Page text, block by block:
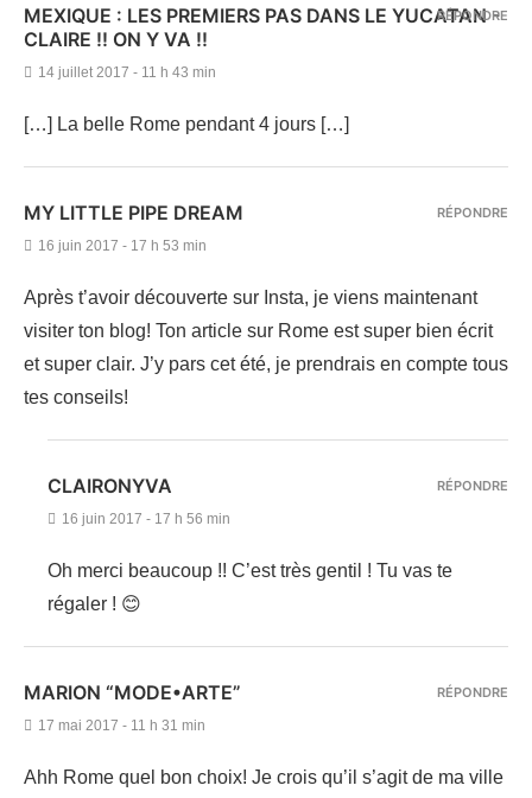
MEXIQUE : LES PREMIERS PAS DANS LE YUCATAN -
CLAIRE !! ON Y VA !!
14 juillet 2017 - 11 h 43 min
[…] La belle Rome pendant 4 jours […]
RÉPONDRE
MY LITTLE PIPE DREAM
16 juin 2017 - 17 h 53 min
Après t’avoir découverte sur Insta, je viens maintenant
visiter ton blog! Ton article sur Rome est super bien écrit
et super clair. J’y pars cet été, je prendrais en compte tous
tes conseils!
RÉPONDRE
CLAIRONYVA
16 juin 2017 - 17 h 56 min
Oh merci beaucoup !! C’est très gentil ! Tu vas te
régaler ! 😊
RÉPONDRE
MARION “MODE•ARTE”
17 mai 2017 - 11 h 31 min
Ahh Rome quel bon choix! Je crois qu’il s’agit de ma ville
RÉPONDRE